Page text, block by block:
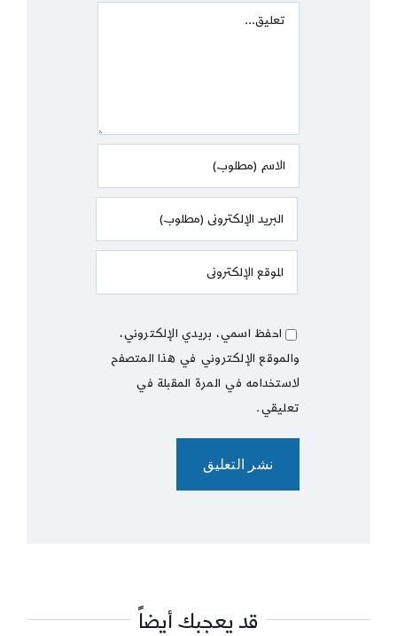
Comment
احفظ اسمي، بريدي الإلكتروني،
والموقع الإلكتروني في هذا المتصفح
لاستخدامه في المرة المقبلة في
تعليقي.
قد يعجبك أيضاً